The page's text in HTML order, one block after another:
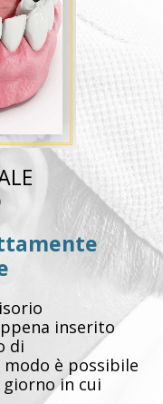
inserito
di
è possibile
in cui